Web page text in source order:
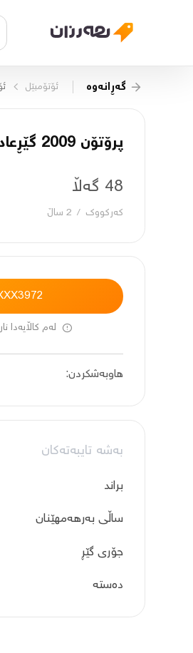
گەڕانەوە ئۆتۆمبێل
پرۆتۆن 2009 گێڕعادی
48 گەڵا
کەرکووک / 2 ساڵ
لەم کاڵایەدا
هاوبەشکردن:
بەشە تایبەتەکان
براند
ساڵی بەرهەمهێنان
جۆری گێڕ
دەستە